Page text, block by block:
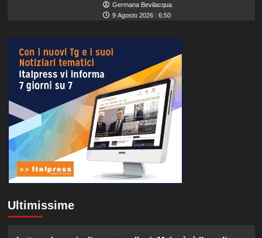
Germana Bevilacqua
9 Agosto 2026 : 6:50
Ultimissime